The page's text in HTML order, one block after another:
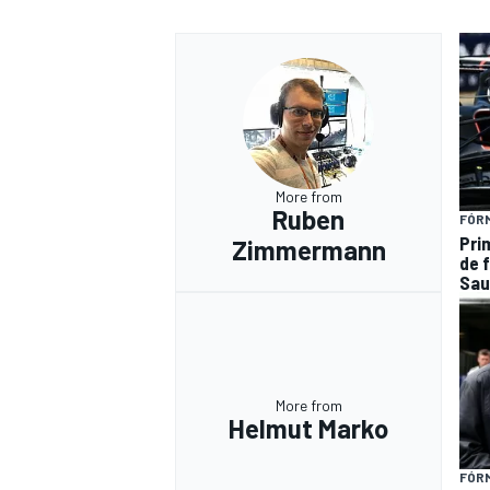
More from
Ruben
Zimmermann
de
More from
Helmut Marko